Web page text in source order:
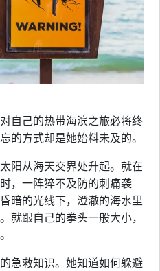
自己的热带海滨之旅必将终
的方式却是她始料未及的。
阳从海天交界处升起。就在
，一阵猝不及防的刺痛袭
暗的光线下，澄澈的海水里
就跟自己的拳头一般大小，
急救知识。她知道如何躲避